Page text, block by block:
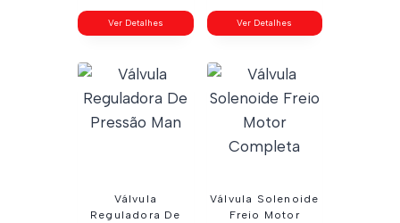
Ver Detalhes Ver Detalhes
Válvula
Reguladora De
Válvula Solenoide
Freio Motor